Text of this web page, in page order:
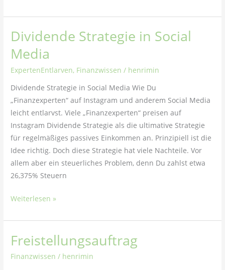
Dividende Strategie in Social
Media
ExpertenEntlarven, Finanzwissen / henrimin
Dividende Strategie in Social Media Wie Du
„Finanzexperten“ auf Instagram und anderem Social Media
leicht entlarvst. Viele „Finanzexperten“ preisen auf
Instagram Dividende Strategie als die ultimative Strategie
für regelmäßiges passives Einkommen an. Prinzipiell ist die
Idee richtig. Doch diese Strategie hat viele Nachteile. Vor
allem aber ein steuerliches Problem, denn Du zahlst etwa
26,375% Steuern
Dividende
in
Social
Media
Weiterlesen »
Freistellungsauftrag
Finanzwissen / henrimin
Freistellungsauftrag